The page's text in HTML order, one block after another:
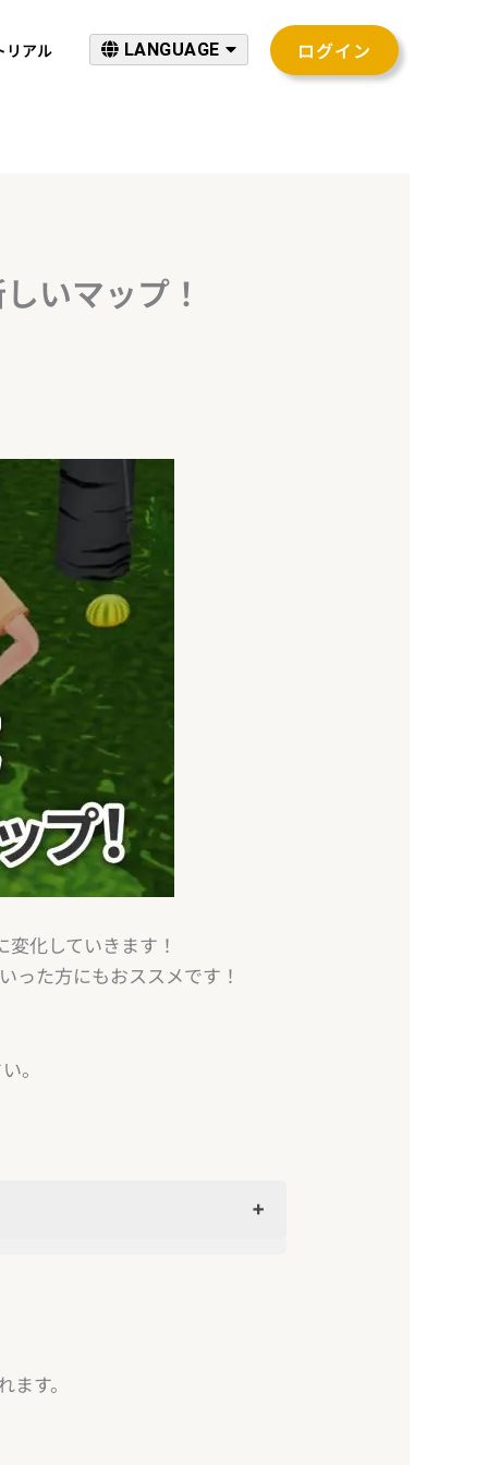
リアル LANGUAGE ログイン
いマップ！
化していきます！
った方にもおススメです！
。
す。